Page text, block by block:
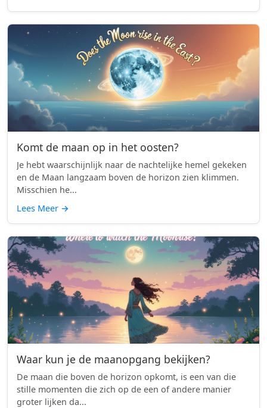
Komt de maan op in het oosten?
Je hebt waarschijnlijk naar de nachtelijke hemel gekeken
en de Maan langzaam boven de horizon zien klimmen.
Misschien he...
Lees Meer →
Waar kun je de maanopgang bekijken?
De maan die boven de horizon opkomt, is een van die
stille momenten die zich op de een of andere manier
groter lijken da...